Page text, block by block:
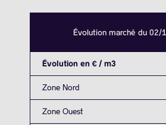
Évolution marché du 02/
Évolution en € / m3
Zone Nord
Zone Ouest